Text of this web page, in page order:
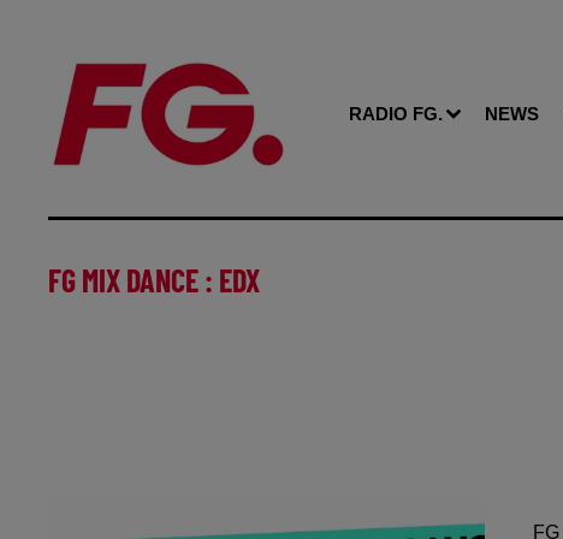
RADIO FG. NEWS
FG MIX DANCE : EDX
FG